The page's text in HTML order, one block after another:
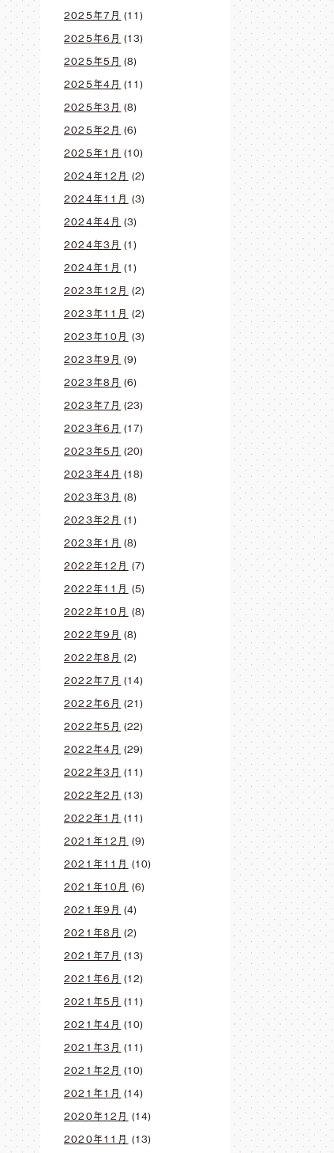
2025年7月 (11)
2025年6月 (13)
2025年5月 (8)
2025年4月 (11)
2025年3月 (8)
2025年2月 (6)
2025年1月 (10)
2024年12月 (2)
2024年11月 (3)
2024年4月 (3)
2024年3月 (1)
2024年1月 (1)
2023年12月 (2)
2023年11月 (2)
2023年10月 (3)
2023年9月 (9)
2023年8月 (6)
2023年7月 (23)
2023年6月 (17)
2023年5月 (20)
2023年4月 (18)
2023年3月 (8)
2023年2月 (1)
2023年1月 (8)
2022年12月 (7)
2022年11月 (5)
2022年10月 (8)
2022年9月 (8)
2022年8月 (2)
2022年7月 (14)
2022年6月 (21)
2022年5月 (22)
2022年4月 (29)
2022年3月 (11)
2022年2月 (13)
2022年1月 (11)
2021年12月 (9)
2021年11月 (10)
2021年10月 (6)
2021年9月 (4)
2021年8月 (2)
2021年7月 (13)
2021年6月 (12)
2021年5月 (11)
2021年4月 (10)
2021年3月 (11)
2021年2月 (10)
2021年1月 (14)
2020年12月 (14)
2020年11月 (13)